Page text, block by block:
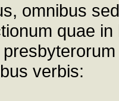
omnibus
quae
verbis: